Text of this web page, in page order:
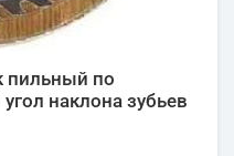
пильный по
наклона зубьев